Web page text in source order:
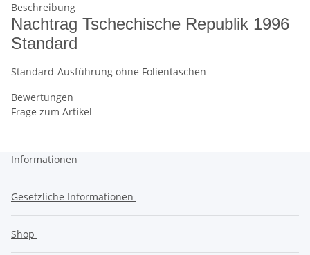
Beschreibung
Nachtrag Tschechische Republik 1996
Standard
Standard-Ausführung ohne Folientaschen
Bewertungen
Frage zum Artikel
Informationen
Gesetzliche Informationen
Shop